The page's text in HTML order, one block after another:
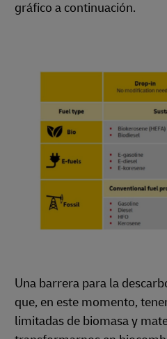
gráfico a continuación.
Una barrera para la
que, en este momento,
limitadas de biomasa y